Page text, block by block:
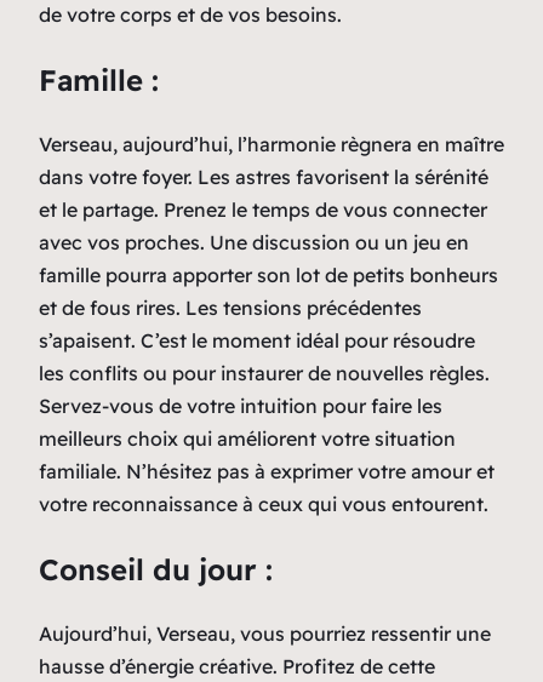
de votre corps et de vos besoins.
Famille :
Verseau, aujourd’hui, l’harmonie règnera en maître
dans votre foyer. Les astres favorisent la sérénité
et le partage. Prenez le temps de vous connecter
avec vos proches. Une discussion ou un jeu en
famille pourra apporter son lot de petits bonheurs
et de fous rires. Les tensions précédentes
s’apaisent. C’est le moment idéal pour résoudre
les conflits ou pour instaurer de nouvelles règles.
Servez-vous de votre intuition pour faire les
meilleurs choix qui améliorent votre situation
familiale. N’hésitez pas à exprimer votre amour et
votre reconnaissance à ceux qui vous entourent.
Conseil du jour :
Aujourd’hui, Verseau, vous pourriez ressentir une
hausse d’énergie créative. Profitez de cette